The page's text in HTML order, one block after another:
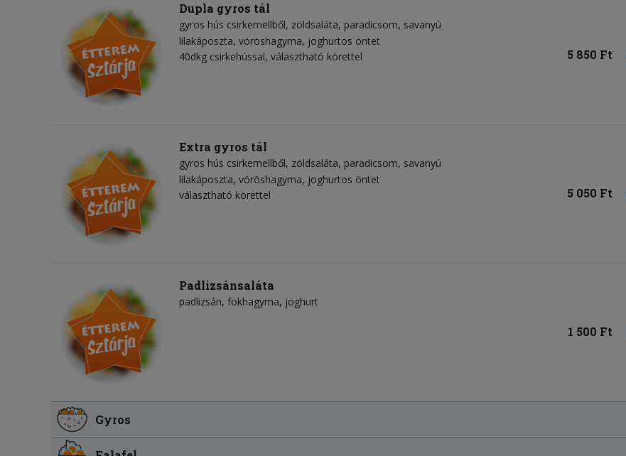
Dupla gyros tál
gyros hús csirkemellből zöldsaláta paradicsom savanyú
lilakáposzta vöröshagyma joghurtos öntet
40dkg csirkehússal, választható körettel
5 850 Ft
Extra gyros tál
gyros hús csirkemellből zöldsaláta paradicsom savanyú
lilakáposzta vöröshagyma joghurtos öntet
választható körettel
5 050 Ft
Padlizsánsaláta
padlizsán fokhagyma joghurt
1 500 Ft
Gyros